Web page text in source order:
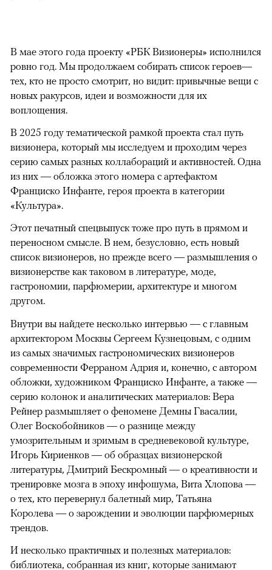
В мае этого года проекту «РБК Визионеры» исполнился
ровно год. Мы продолжаем собирать список героев—
тех, кто не просто смотрит, но видит: привычные вещи с
новых ракурсов, идеи и возможности для их
воплощения.
В 2025 году тематической рамкой проекта стал путь
визионера, который мы исследуем и проходим через
серию самых разных коллабораций и активностей. Одна
из них — обложка этого номера с артефактом
Франциско Инфанте, героя проекта в категории
«Культура».
Этот печатный спецвыпуск тоже про путь в прямом и
переносном смысле. В нем, безусловно, есть новый
список визионеров, но прежде всего — размышления о
визионерстве как таковом в литературе, моде,
гастрономии, парфюмерии, архитектуре и многом
другом.
Внутри вы найдете несколько интервью — с главным
архитектором Москвы Сергеем Кузнецовым, с одним
из cамых значимых гастрономических визионеров
современности Ферраном Адрия и, конечно, с автором
обложки, художником Франциско Инфанте, а также —
серию колонок и аналитических материалов: Вера
Рейнер размышляет о феномене Демны Гвасалии,
Олег Воскобойников — о разнице между
умозрительным и зримым в средневековой культуре,
Игорь Кириенков — об образцах визионерской
литературы, Дмитрий Бескромный — о креативности и
тренировке мозга в эпоху инфошума, Вита Хлопова —
о тех, кто перевернул балетный мир, Татьяна
Королева — о зарождении и эволюции парфюмерных
трендов.
И несколько практичных и полезных материалов:
библиотека, собранная из книг, которые занимают